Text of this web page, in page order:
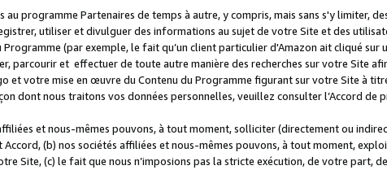
programme Partenaires de temps à autre, y compris, mais sans s'y limiter,
utiliser et divulguer des informations au sujet de votre Site et des
(par exemple, le fait qu’un client particulier d'Amazon ait cliqué sur
parcourir et effectuer de toute autre manière des recherches sur votre Site
votre mise en œuvre du Contenu du Programme figurant sur votre Site à
dont nous traitons vos données personnelles, veuillez consulter l’Accord de
et nous-mêmes pouvons, à tout moment, solliciter (directement ou
(b) nos sociétés affiliées et nous-mêmes pouvons, à tout moment,
Site, (c) le fait que nous n’imposions pas la stricte exécution, de votre part,